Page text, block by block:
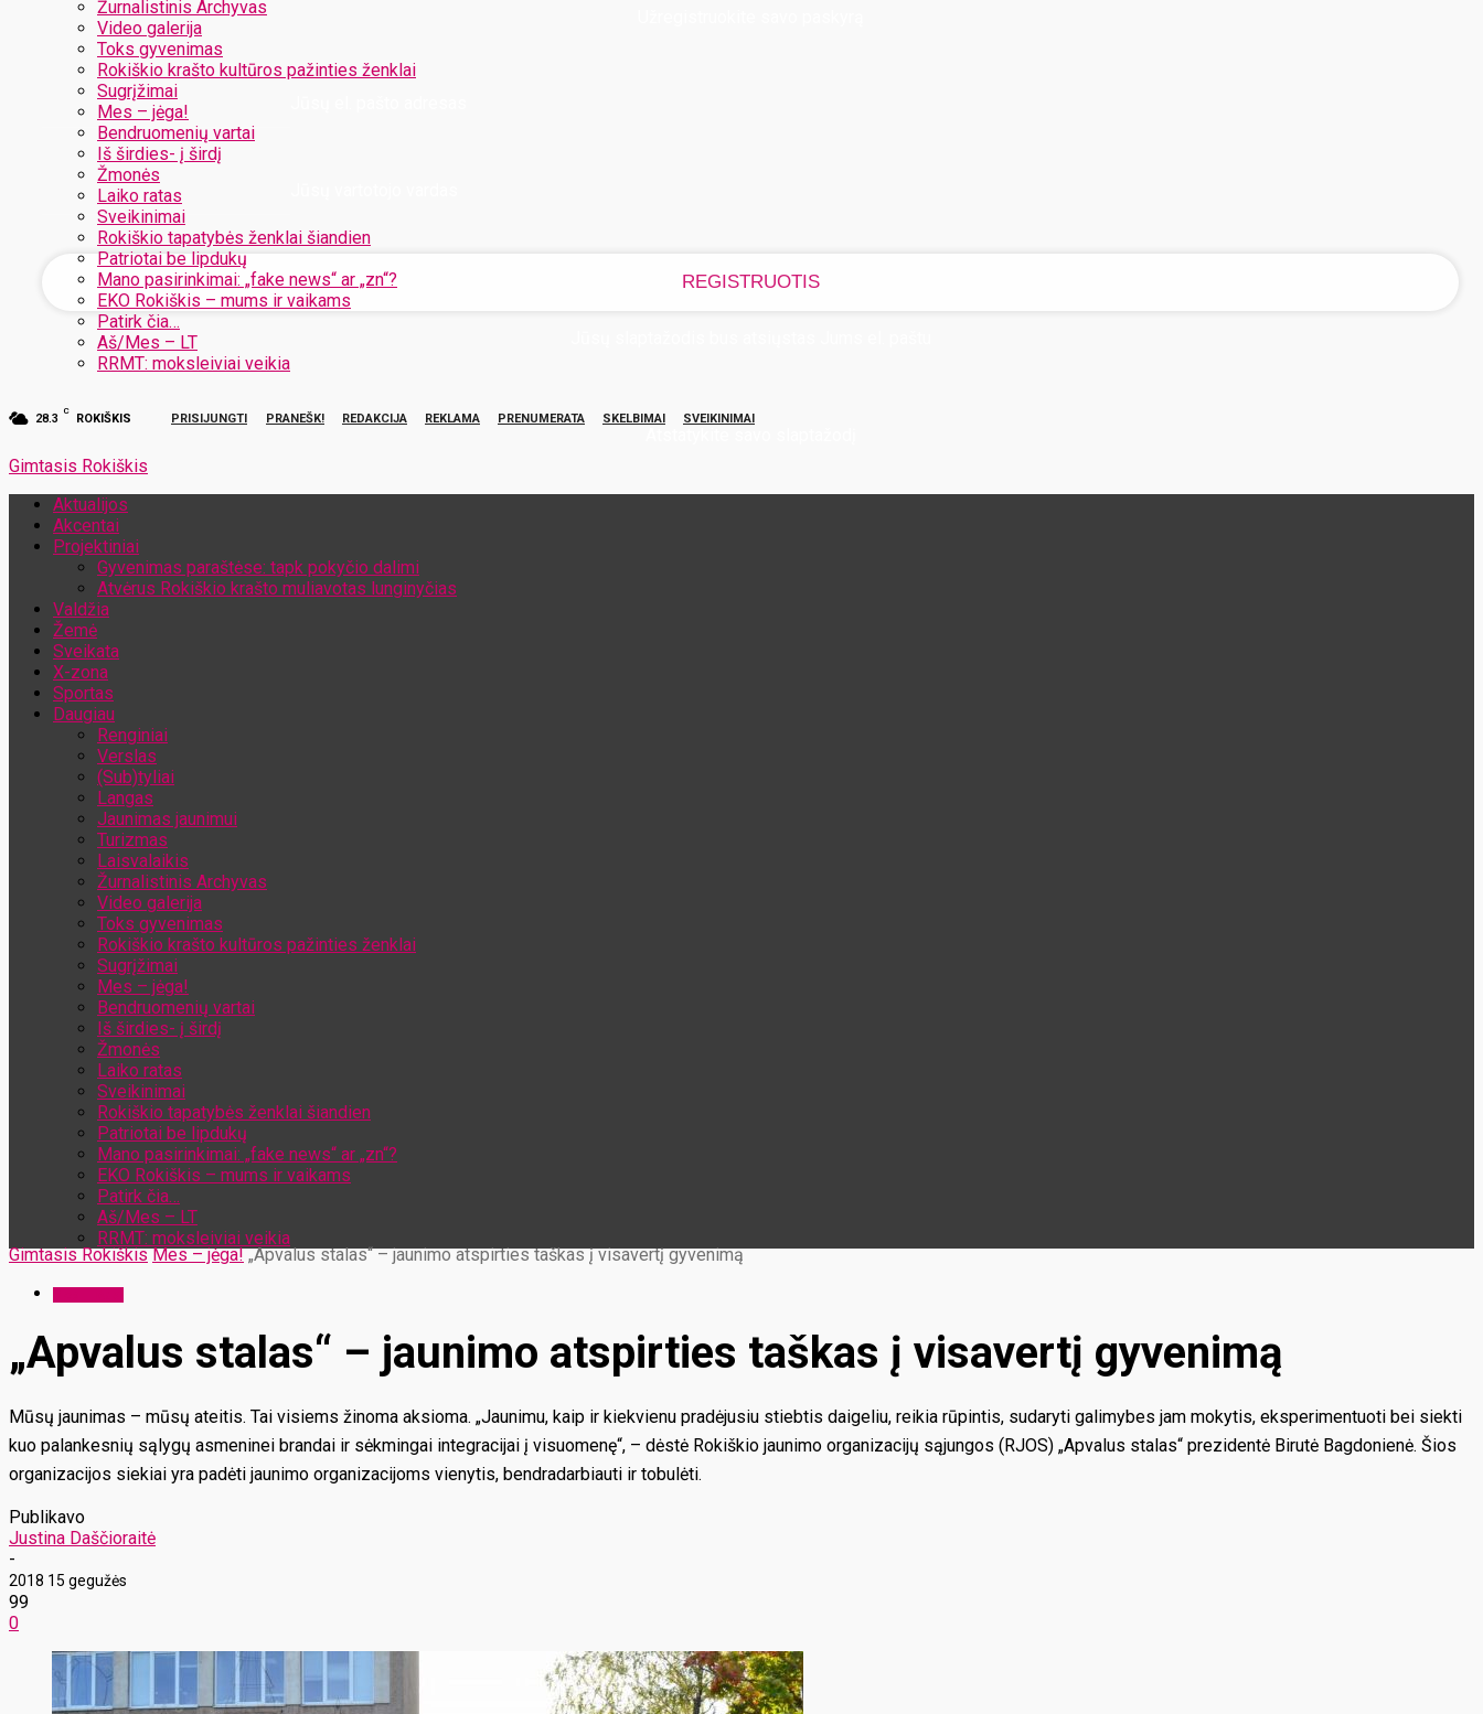
Žurnalistinis Archyvas
Video galerija
Toks gyvenimas
Rokiškio krašto kultūros pažinties ženklai
Sugrįžimai
Mes – jėga!
Bendruomenių vartai
Iš širdies- į širdį
Žmonės
Laiko ratas
Sveikinimai
Rokiškio tapatybės ženklai šiandien
Patriotai be lipdukų
Mano pasirinkimai: „fake news“ ar „zn“?
EKO Rokiškis – mums ir vaikams
Patirk čia…
Aš/Mes – LT
RRMT: moksleiviai veikia
28.3
C
ROKIŠKIS PRISIJUNGTI PRANEŠK! REDAKCIJA REKLAMA PRENUMERATA SKELBIMAI SVEIKINIMAI
Gimtasis Rokiškis
Aktualijos
Akcentai
Projektiniai
Gyvenimas paraštėse: tapk pokyčio dalimi
Atvėrus Rokiškio krašto muliavotas lunginyčias
Valdžia
Žemė
Sveikata
X-zona
Sportas
Daugiau
Renginiai
Verslas
(Sub)tyliai
Langas
Jaunimas jaunimui
Turizmas
Laisvalaikis
Žurnalistinis Archyvas
Video galerija
Toks gyvenimas
Rokiškio krašto kultūros pažinties ženklai
Sugrįžimai
Mes – jėga!
Bendruomenių vartai
Iš širdies- į širdį
Žmonės
Laiko ratas
Sveikinimai
Rokiškio tapatybės ženklai šiandien
Patriotai be lipdukų
Mano pasirinkimai: „fake news“ ar „zn“?
EKO Rokiškis – mums ir vaikams
Patirk čia…
Aš/Mes – LT
RRMT: moksleiviai veikia
Gimtasis Rokiškis Mes – jėga! „Apvalus stalas“ – jaunimo atspirties taškas į visavertį gyvenimą
„Apvalus stalas“ – jaunimo atspirties taškas į visavertį gyvenimą
Mūsų jaunimas – mūsų ateitis. Tai visiems žinoma aksioma. „Jaunimu, kaip ir kiekvienu pradėjusiu stiebtis daigeliu, reikia rūpintis, sudaryti galimybes jam mokytis, eksperimentuoti bei siekti
kuo palankesnių sąlygų asmeninei brandai ir sėkmingai integracijai į visuomenę“, – dėstė Rokiškio jaunimo organizacijų sąjungos (RJOS) „Apvalus stalas“ prezidentė Birutė Bagdonienė. Šios
organizacijos siekiai yra padėti jaunimo organizacijoms vienytis, bendradarbiauti ir tobulėti.
Publikavo
Justina Daščioraitė
-
2018 15 gegužės
99
0